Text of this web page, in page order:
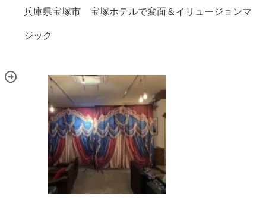
兵庫県宝塚市 宝塚ホテルで変面＆イリュージョンマ
ジック